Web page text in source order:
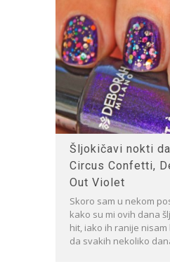
Šljokičavi nokti
Circus Confetti,
Out Violet
Skoro sam u nekom
kako su mi ovih dana
hit, iako ih ranije
da svakih nekoliko